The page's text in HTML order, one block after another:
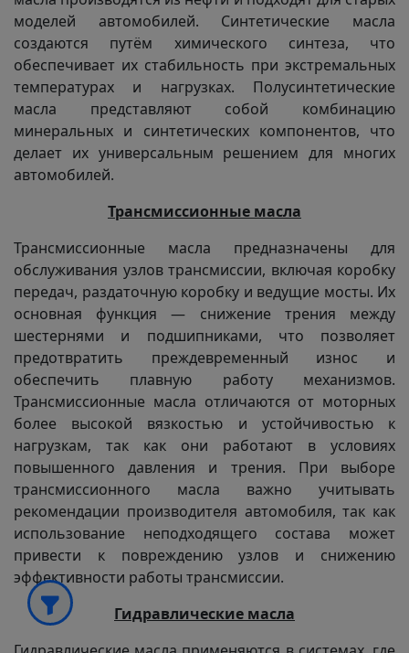
моделей автомобилей. Синтетические масла
создаются путём химического синтеза, что
обеспечивает их стабильность при экстремальных
температурах и нагрузках. Полусинтетические
масла представляют собой комбинацию
минеральных и синтетических компонентов, что
делает их универсальным решением для многих
автомобилей.
Трансмиссионные масла
Трансмиссионные масла предназначены для
обслуживания узлов трансмиссии, включая коробку
передач, раздаточную коробку и ведущие мосты. Их
основная функция — снижение трения между
шестернями и подшипниками, что позволяет
предотвратить преждевременный износ и
обеспечить плавную работу механизмов.
Трансмиссионные масла отличаются от моторных
более высокой вязкостью и устойчивостью к
нагрузкам, так как они работают в условиях
повышенного давления и трения. При выборе
трансмиссионного масла важно учитывать
рекомендации производителя автомобиля, так как
использование неподходящего состава может
привести к повреждению узлов и снижению
эффективности работы трансмиссии.
Гидравлические масла